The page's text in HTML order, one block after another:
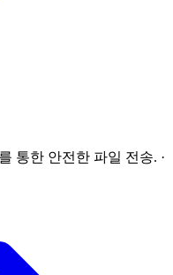
통한 안전한 파일 전송. ·